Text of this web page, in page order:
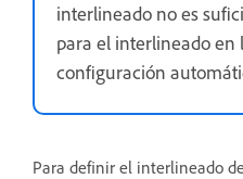
interlineado no es
para el interlineado en
configuración
Para definir el interlineado